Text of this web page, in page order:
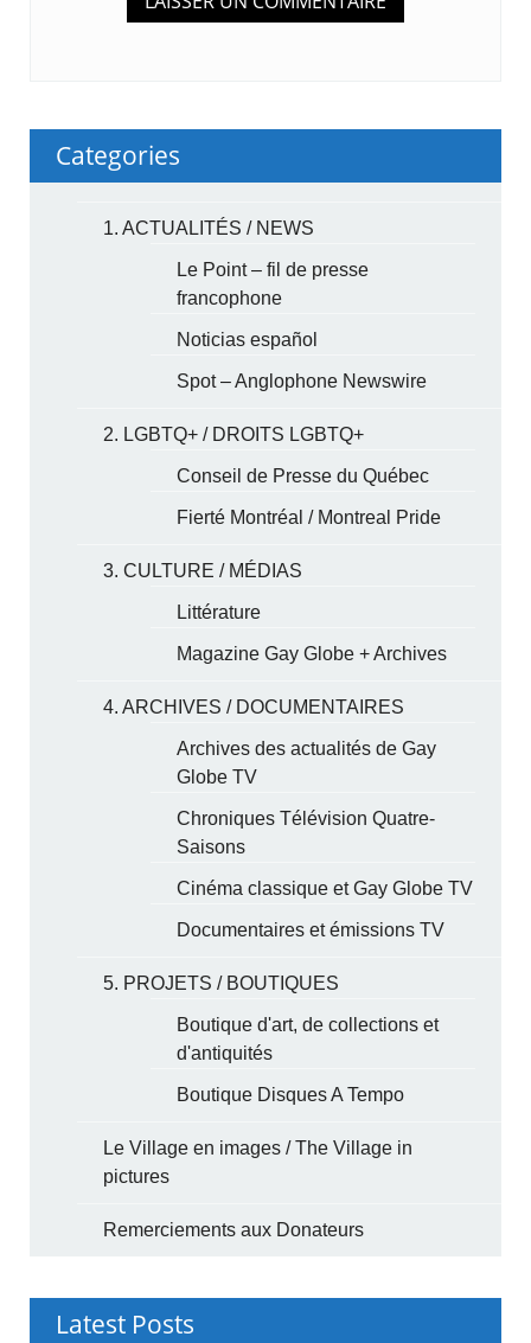
Categories
1. ACTUALITÉS / NEWS
Le Point – fil de presse
francophone
Noticias español
Spot – Anglophone Newswire
2. LGBTQ+ / DROITS LGBTQ+
Conseil de Presse du Québec
Fierté Montréal / Montreal Pride
3. CULTURE / MÉDIAS
Littérature
Magazine Gay Globe + Archives
4. ARCHIVES / DOCUMENTAIRES
Archives des actualités de Gay
Globe TV
Chroniques Télévision Quatre-
Saisons
Cinéma classique et Gay Globe TV
Documentaires et émissions TV
5. PROJETS / BOUTIQUES
Boutique d'art, de collections et
d'antiquités
Boutique Disques A Tempo
Le Village en images / The Village in
pictures
Remerciements aux Donateurs
Latest Posts